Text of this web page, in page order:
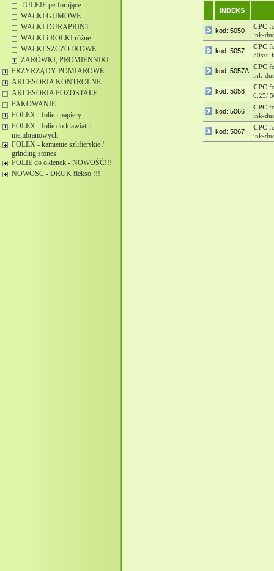
TULEJE perforujące
WAŁKI GUMOWE
WAŁKI DURAPRINT
WAŁKI i ROLKI różne
WAŁKI SZCZOTKOWE
ŻARÓWKI, PROMIENNIKI
PRZYRZĄDY POMIAROWE
AKCESORIA KONTROLNE
AKCESORIA POZOSTAŁE
PAKOWANIE
FOLEX - folie i papiery
FOLEX - folie do klawiatur
membranowych
FOLEX - kamienie szlifierskie /
grinding stones
FOLIE do okienek - NOWOŚĆ!!!
NOWOŚĆ - DRUK flekso !!!
INDEKS
kod: 5050
CPC
ink-
kod: 5057
CPC
50szt.
kod: 5057A
CPC
ink-
kod: 5058
CPC
0,25/
kod: 5066
CPC
ink-
kod: 5067
CPC
ink-